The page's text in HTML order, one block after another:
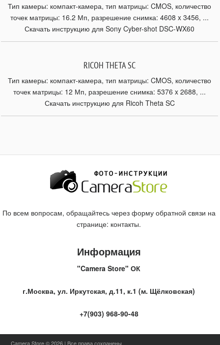
Тип камеры: компакт-камера, тип матрицы: CMOS, количество
точек матрицы: 16.2 Мп, разрешение снимка: 4608 x 3456, ...
Скачать инструкцию для Sony Cyber-shot DSC-WX60
RICOH THETA SC
Тип камеры: компакт-камера, тип матрицы: CMOS, количество
точек матрицы: 12 Мп, разрешение снимка: 5376 x 2688, ...
Скачать инструкцию для Ricoh Theta SC
По всем вопросам, обращайтесь через форму обратной связи на
странице: контакты.
Информация
"Camera Store" ОК
г.Москва, ул. Иркутская, д.11, к.1 (м. Щёлковская)
+7(903) 968-90-48
Camera Store © 2026 | Все права сохранены